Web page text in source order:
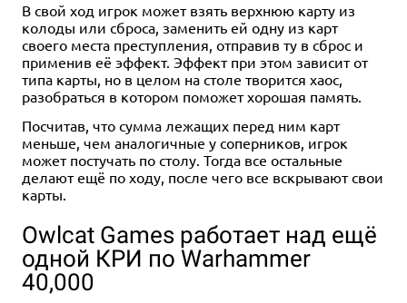
В свой ход игрок может взять верхнюю карту из
колоды или сброса, заменить ей одну из карт
своего места преступления, отправив ту в сброс и
применив её эффект. Эффект при этом зависит от
типа карты, но в целом на столе творится хаос,
разобраться в котором поможет хорошая память.
Посчитав, что сумма лежащих перед ним карт
меньше, чем аналогичные у соперников, игрок
может постучать по столу. Тогда все остальные
делают ещё по ходу, после чего все вскрывают свои
карты.
Owlcat Games работает над ещё
одной КРИ по Warhammer
40,000